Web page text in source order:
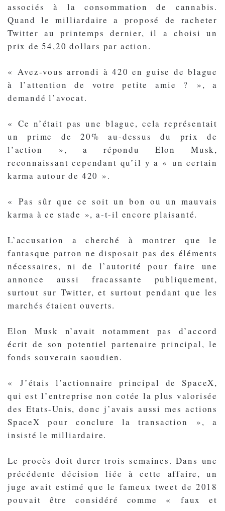
associés à la consommation de cannabis.
Quand le milliardaire a proposé de racheter
Twitter au printemps dernier, il a choisi un
prix de 54,20 dollars par action.
« Avez-vous arrondi à 420 en guise de blague
à l’attention de votre petite amie ? », a
demandé l’avocat.
« Ce n’était pas une blague, cela représentait
un prime de 20% au-dessus du prix de
l’action », a répondu Elon Musk,
reconnaissant cependant qu’il y a « un certain
karma autour de 420 ».
« Pas sûr que ce soit un bon ou un mauvais
karma à ce stade », a-t-il encore plaisanté.
L’accusation a cherché à montrer que le
fantasque patron ne disposait pas des éléments
nécessaires, ni de l’autorité pour faire une
annonce aussi fracassante publiquement,
surtout sur Twitter, et surtout pendant que les
marchés étaient ouverts.
Elon Musk n’avait notamment pas d’accord
écrit de son potentiel partenaire principal, le
fonds souverain saoudien.
« J’étais l’actionnaire principal de SpaceX,
qui est l’entreprise non cotée la plus valorisée
des Etats-Unis, donc j’avais aussi mes actions
SpaceX pour conclure la transaction », a
insisté le milliardaire.
Le procès doit durer trois semaines. Dans une
précédente décision liée à cette affaire, un
juge avait estimé que le fameux tweet de 2018
pouvait être considéré comme « faux et